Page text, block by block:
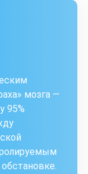
мозга —
95%